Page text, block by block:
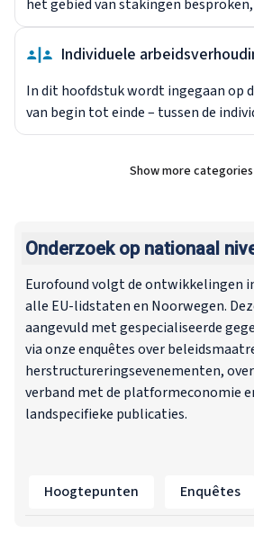
het beroepsleven die in collectieve
arbeidsovereenkomsten aan de orde
het gebied van stakingen
werkdagen wordt aangegeven dat
door stakingen. Het bespreekt de
institutionele – zowel collectieve als
mechanismen die worden gebruikt
lossen en de omstandigheden
gebruikt.
Individuele
In dit hoofdstuk wordt ingegaan op
van begin tot einde – tussen de
de werkgever, met betrekking tot de
beëindigingsprocedures en
Show more categories
Show all
Onderzoek op nationaal
Eurofound volgt de ontwikkelingen
alle EU-lidstaten en Noorwegen.
aangevuld met gespecialiseerde
via onze enquêtes over
herstructureringsevenementen,
verband met de platformeconomie
landspecifieke publicaties.
Hoogtepunten Enquêtes